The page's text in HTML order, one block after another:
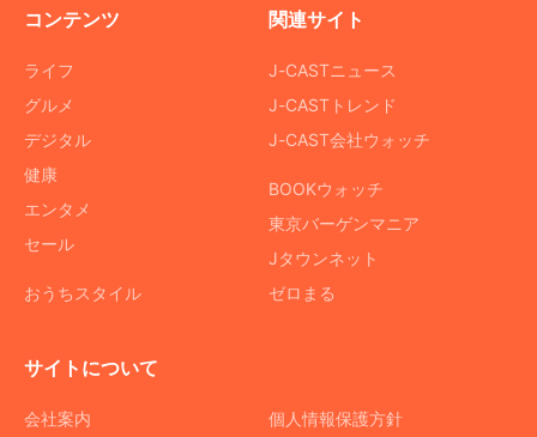
コンテンツ
ライフ
グルメ
デジタル
健康
エンタメ
セール
おうちスタイル
関連サイト
J-CASTニュース
J-CASTトレンド
J-CAST会社ウォッチ
BOOKウォッチ
東京バーゲンマニア
Jタウンネット
ゼロまる
サイトについて
会社案内 個人情報保護方針